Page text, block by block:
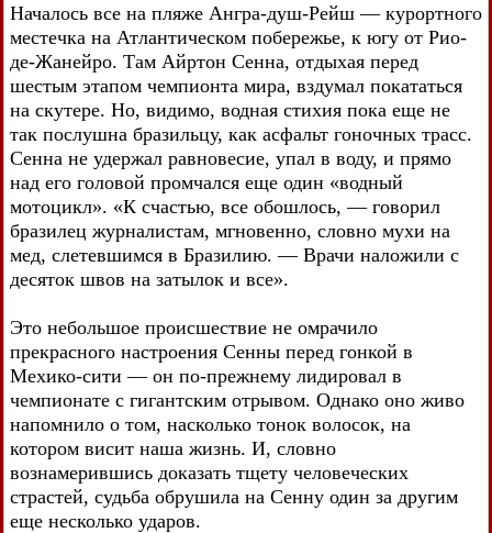
Началось все на пляже Ангра-душ-Рейш — курортного
местечка на Атлантическом побережье, к югу от Рио-
де-Жанейро. Там Айртон Сенна, отдыхая перед
шестым этапом чемпионта мира, вздумал покататься
на скутере. Но, видимо, водная стихия пока еще не
так послушна бразильцу, как асфальт гоночных трасс.
Сенна не удержал равновесие, упал в воду, и прямо
над его головой промчался еще один «водный
мотоцикл». «К счастью, все обошлось, — говорил
бразилец журналистам, мгновенно, словно мухи на
мед, слетевшимся в Бразилию. — Врачи наложили с
десяток швов на затылок и все».
Это небольшое происшествие не омрачило
прекрасного настроения Сенны перед гонкой в
Мехико-сити — он по-прежнему лидировал в
чемпионате с гигантским отрывом. Однако оно живо
напомнило о том, насколько тонок волосок, на
котором висит наша жизнь. И, словно
вознамерившись доказать тщету человеческих
страстей, судьба обрушила на Сенну один за другим
еще несколько ударов.